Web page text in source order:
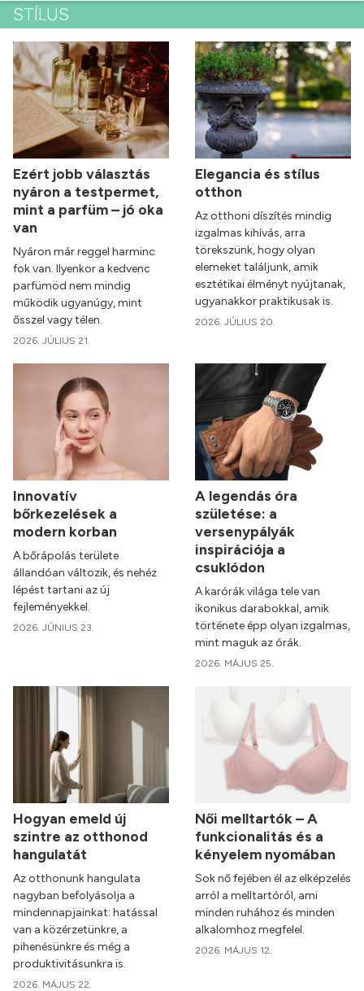
STÍLUS
Ezért jobb választás
nyáron a testpermet,
mint a parfüm – jó oka
van
Nyáron már reggel harminc
fok van. Ilyenkor a kedvenc
parfümöd nem mindig
működik ugyanúgy, mint
ősszel vagy télen.
2026. JÚLIUS 21.
Elegancia és stílus
otthon
Az otthoni díszítés mindig
izgalmas kihívás, arra
törekszünk, hogy olyan
elemeket találjunk, amik
esztétikai élményt nyújtanak,
ugyanakkor praktikusak is.
2026. JÚLIUS 20.
Innovatív
bőrkezelések a
modern korban
A bőrápolás területe
állandóan változik, és nehéz
lépést tartani az új
fejleményekkel.
2026. JÚNIUS 23.
A legendás óra
születése: a
versenypályák
inspirációja a
csuklódon
A karórák világa tele van
ikonikus darabokkal, amik
története épp olyan izgalmas,
mint maguk az órák.
2026. MÁJUS 25.
Hogyan emeld új
szintre az otthonod
hangulatát
Az otthonunk hangulata
nagyban befolyásolja a
mindennapjainkat: hatással
van a közérzetünkre, a
pihenésünkre és még a
produktivitásunkra is.
2026. MÁJUS 22.
Női melltartók – A
funkcionalitás és a
kényelem nyomában
Sok nő fejében él az elképzelés
arról a melltartóról, ami
minden ruhához és minden
alkalomhoz megfelel.
2026. MÁJUS 12.